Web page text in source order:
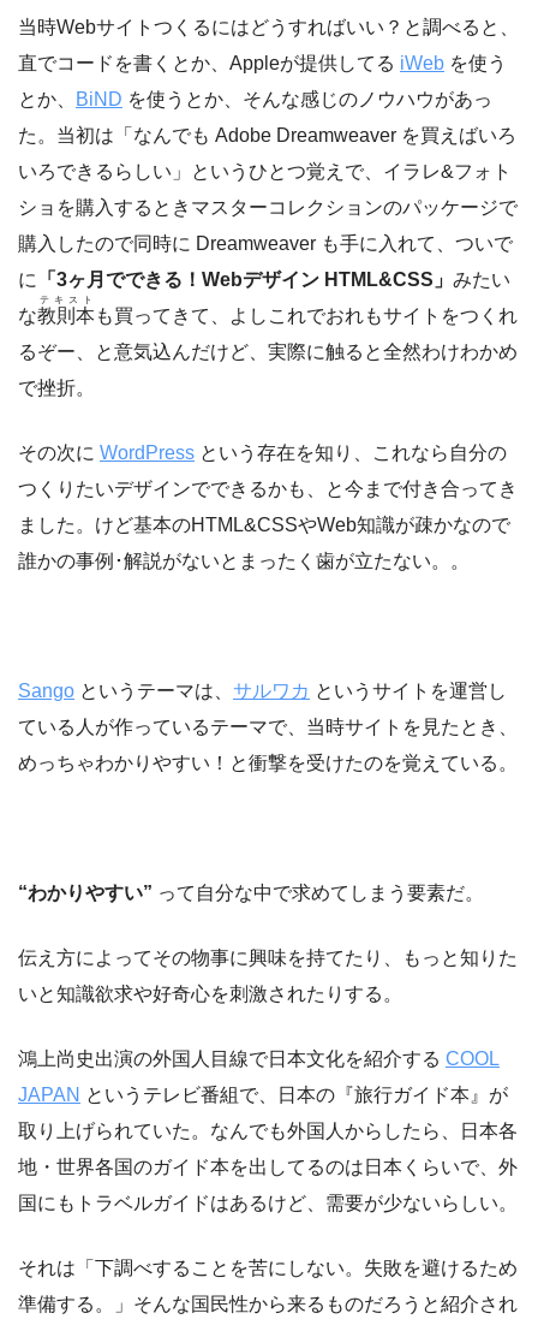
当時Webサイトつくるにはどうすればいい？と調べると、
直でコードを書くとか、Appleが提供してる iWeb を使う
とか、
BiND を使うとか、そんな感じのノウハウがあっ
た。当初は「なんでも Adobe Dreamweaver を買えばいろ
いろできるらしい」というひとつ覚えで、イラレ&フォト
ショを購入するときマスターコレクションのパッケージで
購入したので同時に Dreamweaver も手に入れて、ついで
に
「3ヶ月でできる！Webデザイン HTML&CSS」 みたい
な教則本
テキスト
も買ってきて、よしこれでおれもサイトをつくれ
るぞー、と意気込んだけど、実際に触ると全然わけわかめ
で挫折。
その次に WordPress という存在を知り、これなら自分の
つくりたいデザインでできるかも、と今まで付き合ってき
ました。けど基本のHTML&CSSやWeb知識が疎かなので
誰かの事例･解説がないとまったく歯が立たない。。
Sango というテーマは、 サルワカ というサイトを運営し
ている人が作っているテーマで、当時サイトを見たとき、
めっちゃわかりやすい！と衝撃を受けたのを覚えている。
“わかりやすい” って自分な中で求めてしまう要素だ。
伝え方によってその物事に興味を持てたり、もっと知りた
いと知識欲求や好奇心を刺激されたりする。
鴻上尚史出演の外国人目線で日本文化を紹介する COOL
JAPAN というテレビ番組で、日本の『旅行ガイド本』が
取り上げられていた。なんでも外国人からしたら、日本各
地・世界各国のガイド本を出してるのは日本くらいで、外
国にもトラベルガイドはあるけど、需要が少ないらしい。
それは「下調べすることを苦にしない。失敗を避けるため
準備する。」そんな国民性から来るものだろうと紹介され